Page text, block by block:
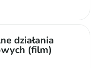
działania
(film)